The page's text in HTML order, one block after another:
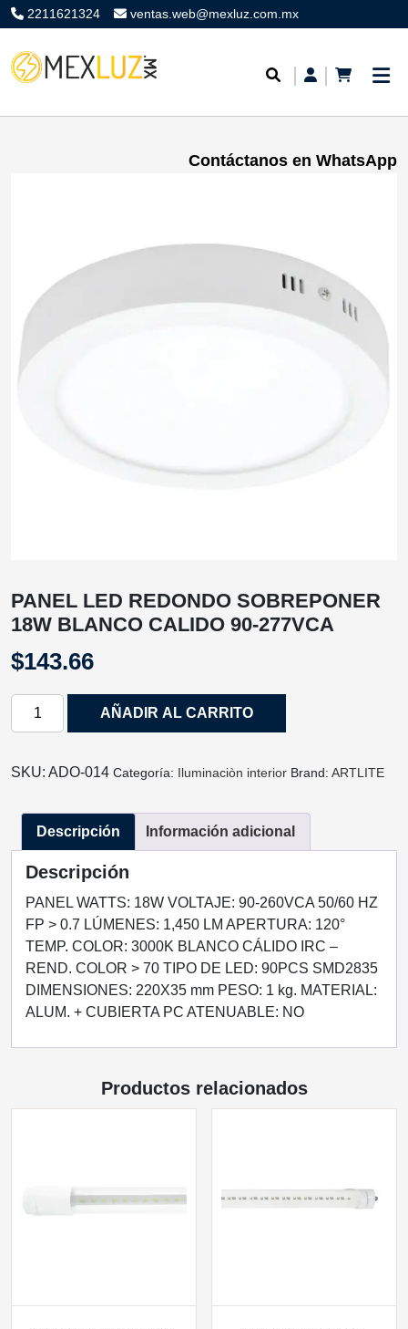
2211621324 ventas.web@mexluz.com.mx
Contáctanos en WhatsApp
PANEL LED REDONDO SOBREPONER
18W BLANCO CALIDO 90-277VCA
$143.66
PANEL
SOBREPONER
BLANCO
CALIDO
90-
277VCA
cantidad
AÑADIR AL CARRITO
SKU: ADO-014 Categoría: Iluminaciòn interior Brand: ARTLITE
Descripción Información adicional
Descripción
PANEL WATTS: 18W VOLTAJE: 90-260VCA 50/60 HZ
FP > 0.7 LÚMENES: 1,450 LM APERTURA: 120°
TEMP. COLOR: 3000K BLANCO CÁLIDO IRC –
REND. COLOR > 70 TIPO DE LED: 90PCS SMD2835
DIMENSIONES: 220X35 mm PESO: 1 kg. MATERIAL:
ALUM. + CUBIERTA PC ATENUABLE: NO
Productos relacionados